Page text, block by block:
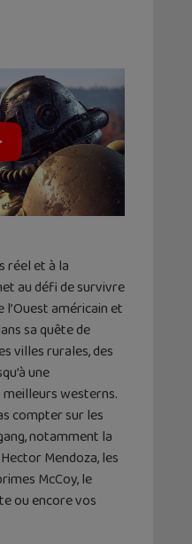
réel et à la
au défi de survivre
américain et
sa quête de
villes rurales, des
une
westerns.
compter sur les
notamment la
Mendoza, les
McCoy, le
ou encore vos